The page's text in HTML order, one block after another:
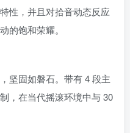
性，并且对拾音动态反应
的饱和荣耀。
坚固如磐石。带有 4 段主
，在当代摇滚环境中与 30